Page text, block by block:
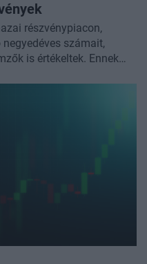
részvénypiacon,
számait,
is értékeltek. Ennek
azzal kapcsolatban,